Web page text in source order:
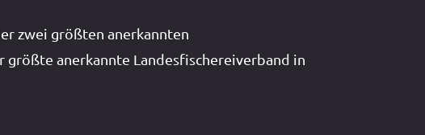
zwei größten anerkannten
größte anerkannte Landesfischereiverband in